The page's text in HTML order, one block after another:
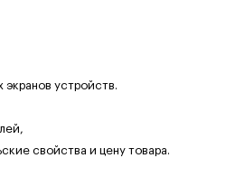
устройств.
свойства и цену товара.